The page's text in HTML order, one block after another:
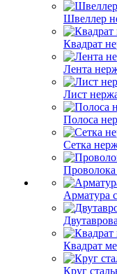
Швеллер
Квадрат
Лента
Лист
Полоса
Сетка
Арматура
Квадрат
Круг